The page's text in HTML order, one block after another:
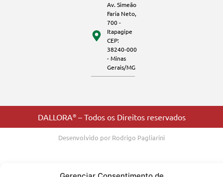
Av. Simeão
Faria Neto,
700 -
Itapagipe
CEP:
38240-000
- Minas
Gerais/MG
DALLORA®– Todos os Direitos reservados
Desenvolvido por Rodrigo Pagliarini